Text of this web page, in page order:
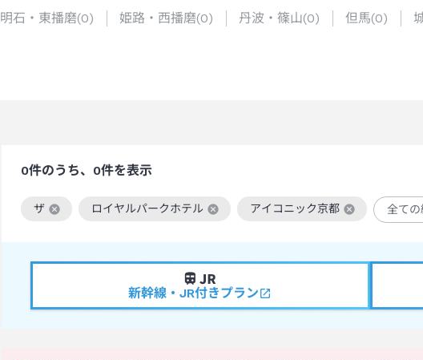
明石・東播磨(0) 姫路・西播磨(0) 丹波・篠山(0) 但馬(0)
0件のうち、0件を表示
ザ
この絞り込み条件を解除
ロイヤルパークホテル
この絞り込み条件を解除
アイコニック京都
この絞り込み条件を解除 全て
新幹線・JR付きプラン